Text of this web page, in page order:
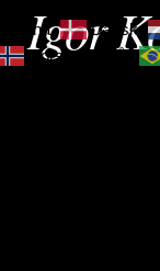
Igor
Čeština‎
Dansk
Norsk bokmål